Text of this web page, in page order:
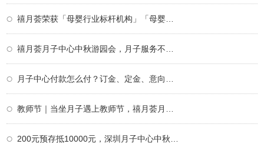
禧月荟荣获「母婴行业标杆机构」「母婴行业
禧月荟月子中心中秋游园会，月子服务不仅仅
月子中心付款怎么付？订金、定金、意向金、
教师节｜当坐月子遇上教师节，禧月荟月子中
200元预存抵10000元，深圳月子中心中秋限定